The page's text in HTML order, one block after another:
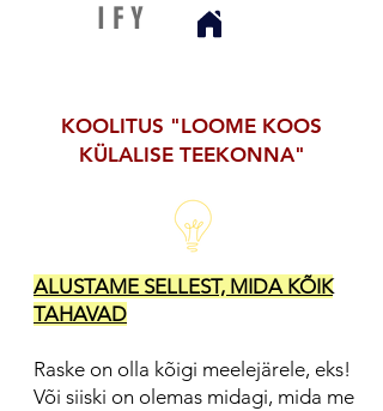
I F Y
KOOLITUS "LOOME KOOS
KÜLALISE TEEKONNA"
ALUSTAME SELLEST, MIDA KÕIK
TAHAVAD
Raske on olla kõigi meelejärele, eks!
Või siiski on olemas midagi, mida me